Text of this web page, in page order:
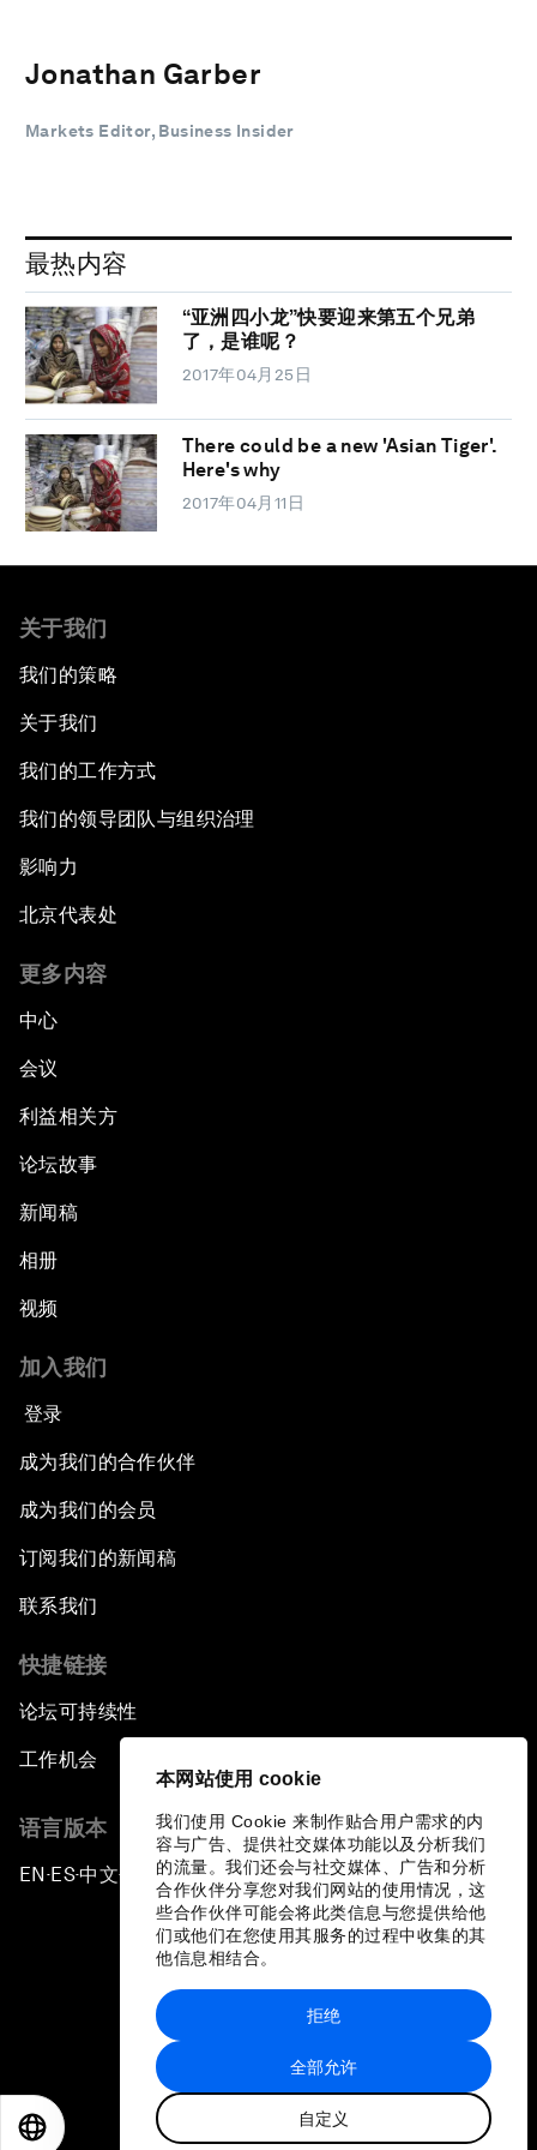
本网站使用 cookie
我们使用 Cookie 来制作贴合用户需求的内
容与广告、提供社交媒体功能以及分析我们
的流量。我们还会与社交媒体、广告和分析
合作伙伴分享您对我们网站的使用情况，这
些合作伙伴可能会将此类信息与您提供给他
们或他们在您使用其服务的过程中收集的其
他信息相结合。
全部允许
自定义
拒绝
Jonathan Garber
Markets Editor, Business Insider
最热内容
“亚洲四小龙”快要迎来第五个兄弟
了，是谁呢？
2017年04月25日
There could be a new 'Asian Tiger'.
Here's why
2017年04月11日
关于我们
我们的策略
关于我们
我们的工作方式
我们的领导团队与组织治理
影响力
北京代表处
更多内容
中心
会议
利益相关方
论坛故事
新闻稿
相册
视频
加入我们
登录
成为我们的合作伙伴
成为我们的会员
订阅我们的新闻稿
联系我们
快捷链接
论坛可持续性
工作机会
语言版本
EN ▪ES▪中文▪ 日本語
站点地图
世界经济论坛